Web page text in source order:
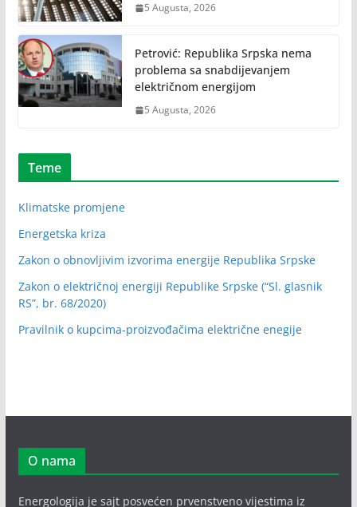
5 Augusta, 2026
Petrović: Republika Srpska nema
problema sa snabdijevanjem
električnom energijom
5 Augusta, 2026
Teme
Klimatske promjene
Energetska kriza
Zakon o obnovljivim izvorima energije Republika Srpske
Zakon o električnoj energiji Republike Srpske (“Sl. glasnik
RS”, br. 68/2020)
Pravilnik o kupcima-proizvođačima električne enegije
O nama
Energologija je sajt posvećen prvenstveno vijestima iz